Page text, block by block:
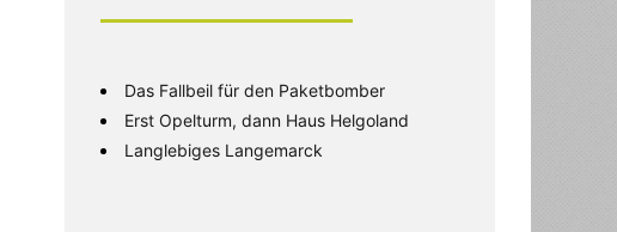
Das Fallbeil für den Paketbomber
Erst Opelturm, dann Haus Helgoland
Langlebiges Langemarck